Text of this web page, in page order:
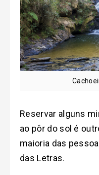
Reservar alguns
ao pôr do sol é
maioria das
das Letras.